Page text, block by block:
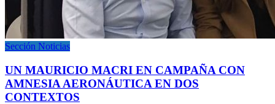
Sección Noticias
UN MAURICIO MACRI EN CAMPAÑA CON
AMNESIA AERONÁUTICA EN DOS
CONTEXTOS